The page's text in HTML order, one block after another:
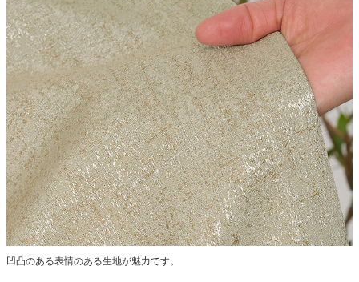
凹凸のある表情のある生地が魅力です。